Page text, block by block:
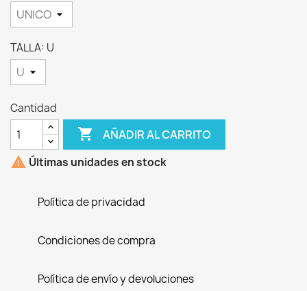
TALLA: U
Cantidad
 AÑADIR AL CARRITO
 Últimas unidades en stock
Política de privacidad
Condiciones de compra
Política de envío y devoluciones